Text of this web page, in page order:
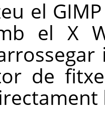
el GIMP
el X
de